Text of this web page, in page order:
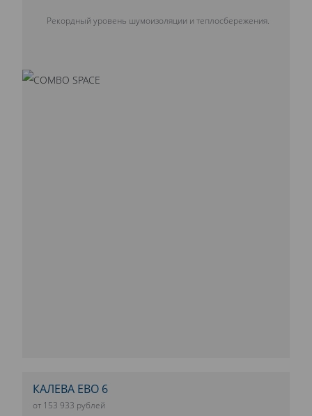
Рекордный уровень шумоизоляции и теплосбережения.
КАЛЕВА ЕВО 6
от 153 933 рублей